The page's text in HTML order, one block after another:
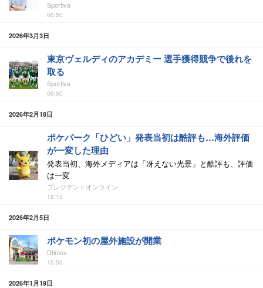
Sportiva
06:50
2026年3月3日
東京ヴェルディのアカデミー 選手獲得競争で後れを
取る
Sportiva
06:50
2026年2月18日
ポケパーク「ひどい」発表当初は酷評も…海外評価
が一変した理由
発表当初、海外メディアは「冴えない光景」と酷評も、評価
は一変
プレジデントオンライン
18:15
2026年2月5日
ポケモン初の屋外施設が開業
Dtimes
15:50
2026年1月19日